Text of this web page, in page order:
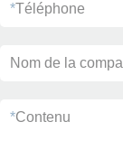
*Téléphone
Nom de la
*Contenu